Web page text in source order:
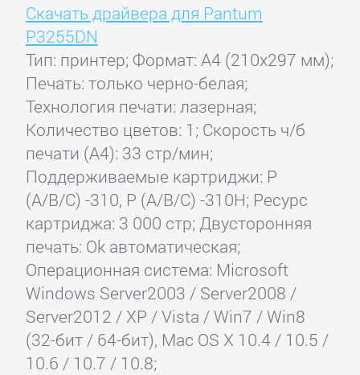
Скачать драйвера для Pantum
P3255DN
Тип: принтер; Формат: A4 (210x297 мм);
Печать: только черно-белая;
Технология печати: лазерная;
Количество цветов: 1; Скорость ч/б
печати (А4): 33 стр/мин;
Поддерживаемые картриджи: P
(A/B/C) -310, P (A/B/C) -310H; Ресурс
картриджа: 3 000 стр; Двусторонняя
печать: Ok автоматическая;
Операционная система: Microsoft
Windows Server2003 / Server2008 /
Server2012 / XP / Vista / Win7 / Win8
(32-бит / 64-бит), Mac OS X 10.4 / 10.5 /
10.6 / 10.7 / 10.8;